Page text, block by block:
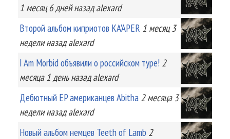
1 месяц 6 днейназад alexard
Второй альбом киприотов KA'APER 1 месяц 3
неделиназад alexard
I Am Morbid объявили о российском туре! 2
месяца 1 деньназад alexard
Дебютный EP американцев Abitha 2 месяца 3
неделиназад alexard
Новый альбом немцев Teeth of Lamb 2